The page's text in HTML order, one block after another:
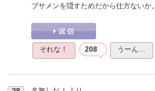
ブサメンを隠すためだから仕方ないか。
それな！ 208 うーん…